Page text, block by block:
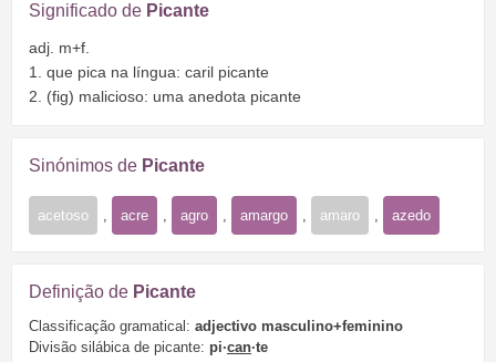
Significado de Picante
adj. m+f.
1. que pica na língua: caril picante
2. (fig) malicioso: uma anedota picante
Sinónimos de Picante
acetoso acre agro amargo amaro azedo
Definição de Picante
Classificação gramatical: adjectivo masculino+feminino
Divisão silábica de picante: pi·can·te